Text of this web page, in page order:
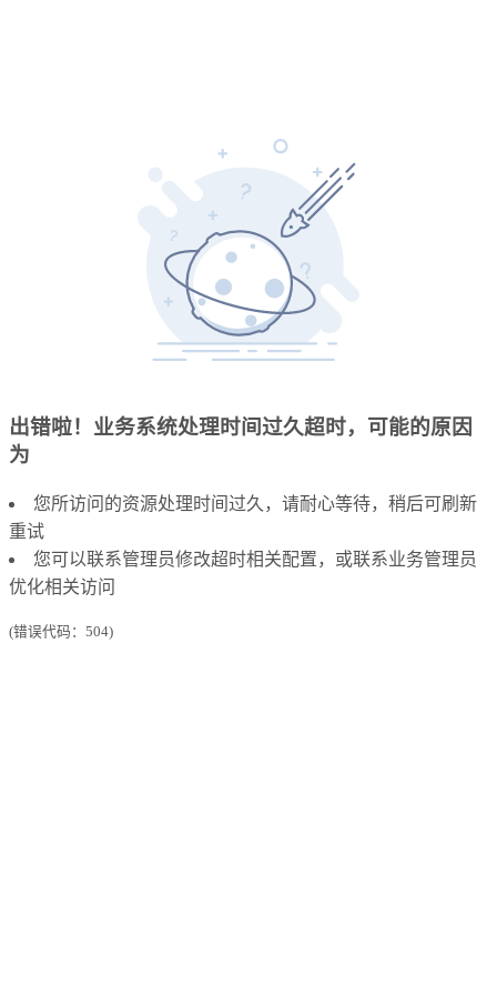
出错啦！业务系统处理时间过久超时，可能的原因
为
您所访问的资源处理时间过久，请耐心等待，稍后可刷新
重试
您可以联系管理员修改超时相关配置，或联系业务管理员
优化相关访问
(错误代码：504)